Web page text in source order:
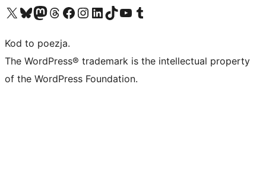
Odwiedź nasze konto X (dawniej Twitter)
Odwiedź nasze konto Bluesky
Odwiedź nasze konto na Mastodoncie
Odwiedź naszego Threadsa
Odwiedź naszego Facebooka
Odwiedź nasze konto na Instagramie
Odwiedź nasze konto na LinkedIn
Odwiedź naszego TikToka
Odwiedź nasz kanał YouTube
Odwiedź naszego Tumblra
Kod to poezja.
The WordPress® trademark is the intellectual property
of the WordPress Foundation.